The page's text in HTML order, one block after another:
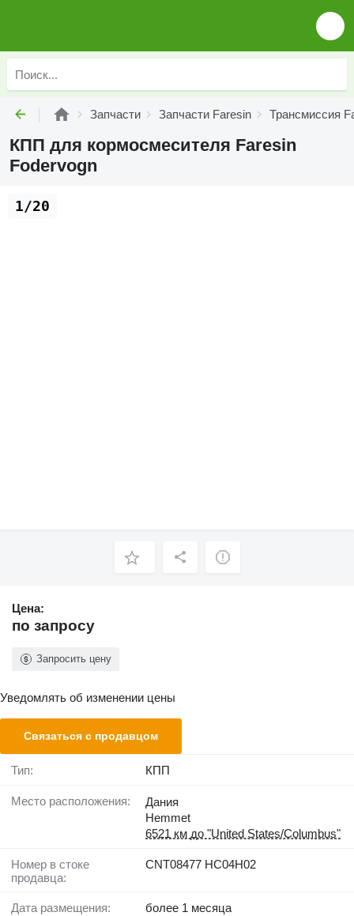
Запчасти Запчасти Faresin Трансмиссия
КПП для кормосмесителя Faresin
Fodervogn
1/20
Цена:
по запросу
Запросить цену
Уведомлять об изменении цены
Связаться с продавцом
Тип: КПП
Место расположения:
Дания
Hemmet
6521 км до "United States/Columbus"
Номер в стоке
продавца:
CNT08477 HC04H02
Дата размещения: более 1 месяца